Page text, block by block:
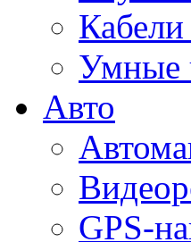
Умные
Авто
GPS-